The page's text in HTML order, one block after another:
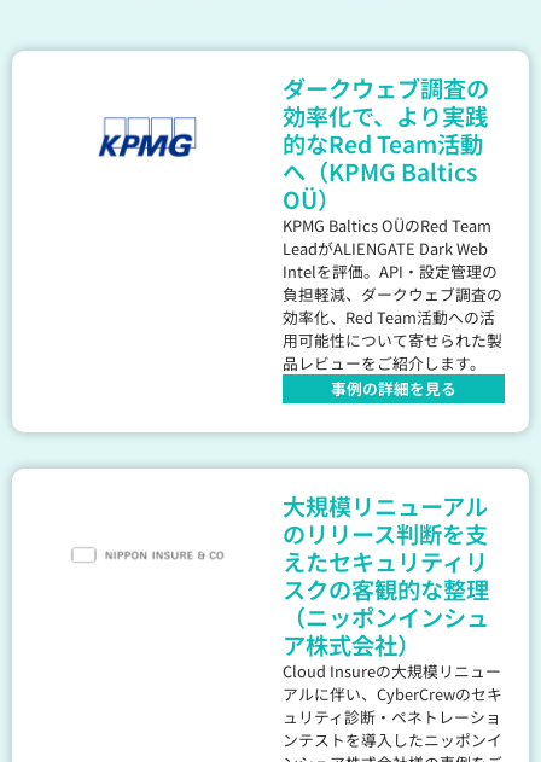
ダークウェブ調査の
効率化で、より実践
的なRed Team活動
へ（KPMG Baltics
OÜ）
KPMG Baltics OÜのRed Team
LeadがALIENGATE Dark Web
Intelを評価。API・設定管理の
負担軽減、ダークウェブ調査の
効率化、Red Team活動への活
用可能性について寄せられた製
品レビューをご紹介します。
事例の詳細を見る
大規模リニューアル
のリリース判断を支
えたセキュリティリ
スクの客観的な整理
（ニッポンインシュ
ア株式会社）
Cloud Insureの大規模リニュー
アルに伴い、CyberCrewのセキ
ュリティ診断・ペネトレーショ
ンテストを導入したニッポンイ